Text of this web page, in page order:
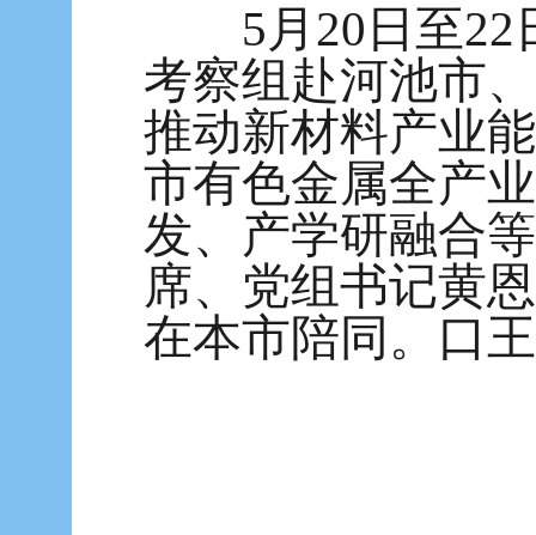
5月20日至22
考察组赴河池市
推动新材料产业
市有色金属全产
发、产学研融合
席、党组书记黄
在本市陪同。 口